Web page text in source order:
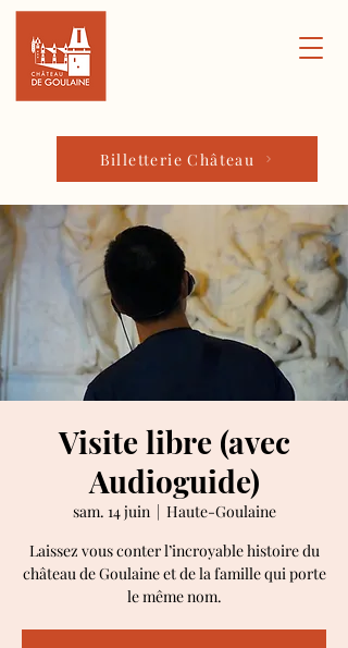
Billetterie Château
Visite libre (avec
Audioguide)
sam. 14 juin
  |
Haute-Goulaine
Laissez vous conter l’incroyable histoire du
château de Goulaine et de la famille qui porte
le même nom.